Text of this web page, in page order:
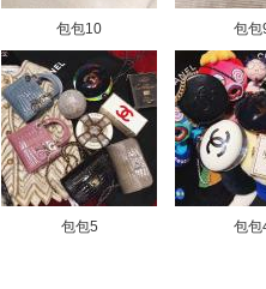
包包10 包包
包包5 包包